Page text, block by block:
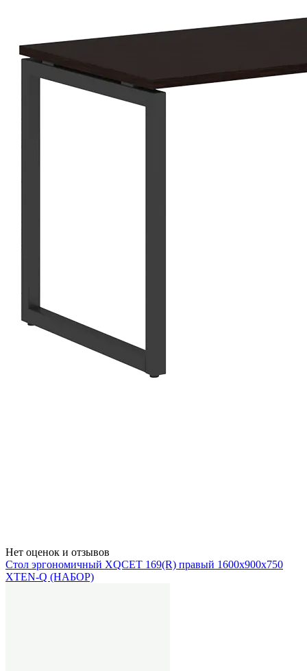
Нет оценок и отзывов
Стол эргономичный XQCET 169(R) правый 1600х900х750
XTEN-Q (НАБОР)